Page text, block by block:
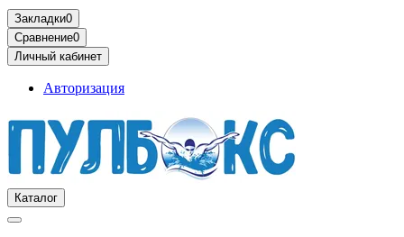
Закладки0
Сравнение0
Личный кабинет
Авторизация
Каталог